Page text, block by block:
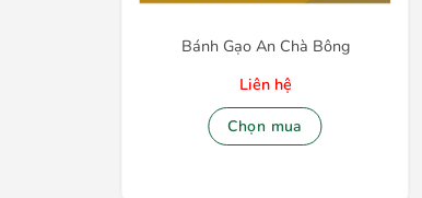
Bánh Gạo An Chà Bông
Liên hệ
Chọn mua